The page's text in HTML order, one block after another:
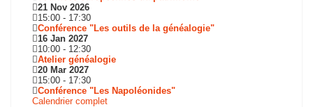
21 Nov 2026
15:00 - 17:30
Conférence "Les outils de la généalogie"
16 Jan 2027
10:00 - 12:30
Atelier généalogie
20 Mar 2027
15:00 - 17:30
Conférence "Les Napoléonides"
Calendrier complet